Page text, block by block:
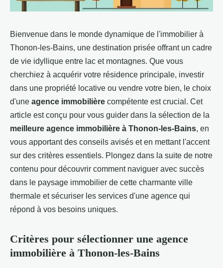
Bienvenue dans le monde dynamique de l'immobilier à
Thonon-les-Bains, une destination prisée offrant un cadre
de vie idyllique entre lac et montagnes. Que vous
cherchiez à acquérir votre résidence principale, investir
dans une propriété locative ou vendre votre bien, le choix
d'une agence immobilière compétente est crucial. Cet
article est conçu pour vous guider dans la sélection de la
meilleure agence immobilière à Thonon-les-Bains, en
vous apportant des conseils avisés et en mettant l'accent
sur des critères essentiels. Plongez dans la suite de notre
contenu pour découvrir comment naviguer avec succès
dans le paysage immobilier de cette charmante ville
thermale et sécuriser les services d'une agence qui
répond à vos besoins uniques.
Critères pour sélectionner une agence
immobilière à Thonon-les-Bains